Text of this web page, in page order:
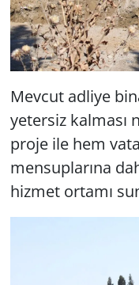
Mevcut adliye
yetersiz kalması
proje ile hem
mensuplarına
hizmet ortamı